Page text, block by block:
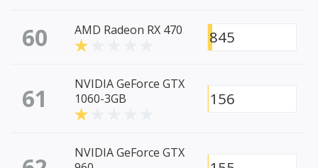
60 AMD Radeon RX 470 845
61
NVIDIA GeForce GTX
1060-3GB
156
NVIDIA GeForce GTX